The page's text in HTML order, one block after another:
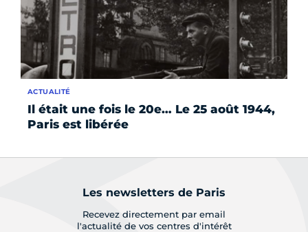
Il était une fois le 20e… Le 25 août 1944,
Paris est libérée
ACTUALITÉ
Les newsletters de Paris
Recevez directement par email
l'actualité de vos centres d'intérêt